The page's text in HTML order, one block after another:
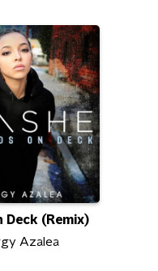
Deck (Remix)
Azalea